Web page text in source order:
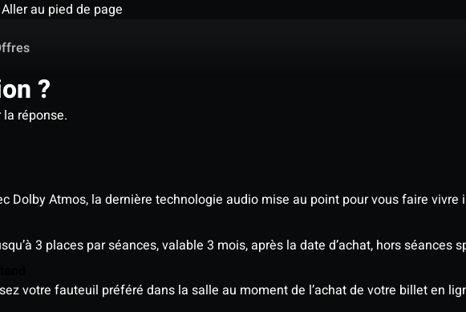
Aller au pied de page
?
réponse.
Dolby Atmos, la dernière technologie audio mise au point pour vous faire
3 places par séances, valable 3 mois, après la date d’achat, hors séances
votre fauteuil préféré dans la salle au moment de l’achat de votre billet en